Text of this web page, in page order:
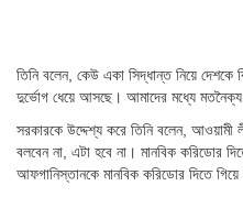
তিনি বলেন, কেউ একা সিদ্ধান্ত নিয়ে দেশকে
দুর্ভোগ ধেয়ে আসছে। আমাদের মধ্যে মতনৈক্য
সরকারকে উদ্দেশ্য করে তিনি বলেন,
বলবেন না, এটা হবে না। মানবিক করিডোর
আফগানিস্তানকে মানবিক করিডোর দিতে